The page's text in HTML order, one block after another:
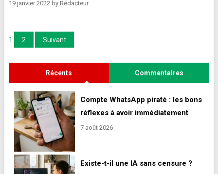
19 janvier 2022by Rédacteur
Pagination
des
publications
1 2 Suivant
Récents Commentaires
Compte WhatsApp piraté : les bons
réflexes à avoir immédiatement
7 août 2026
Existe-t-il une IA sans censure ?